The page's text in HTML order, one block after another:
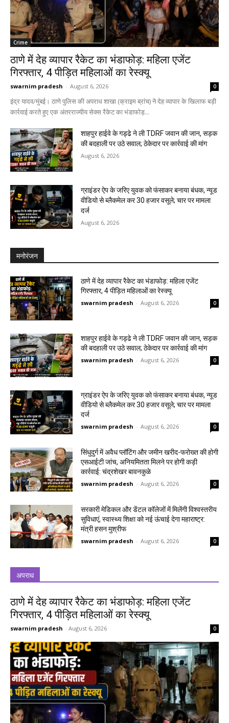
Crime
ठाणे में देह व्यापार रैकेट का भंडाफोड़: महिला एजेंट
गिरफ्तार, 4 पीड़ित महिलाओं का रेस्क्यू
swarnim pradesh - August 6, 2026 0
इंद्र यादव/मुंबई। ठाणे पुलिस की अपराध शाखा (क्राइम ब्रांच) ने देह व्यापार के खिलाफ बड़ी
कार्रवाई करते हुए एक अंतरराज्यीय सेक्स रैकेट का भंडाफोड़...
शाहपुर हाईवे के गड्ढे ने ली TDRF जवान की जान, सड़क
की बदहाली पर उठे सवाल; ठेकेदार पर कार्रवाई की मांग
August 6, 2026
ग्राइंडर ऐप के जरिए युवक को फंसाकर बनाया बंधक, न्यूड
वीडियो से ब्लैकमेल कर ₹30 हजार वसूले; चार पर मामला
दर्ज
August 6, 2026
मनोरंजन
ठाणे में देह व्यापार रैकेट का भंडाफोड़: महिला एजेंट
गिरफ्तार, 4 पीड़ित महिलाओं का रेस्क्यू
swarnim pradesh - August 6, 2026 0
शाहपुर हाईवे के गड्ढे ने ली TDRF जवान की जान, सड़क
की बदहाली पर उठे सवाल; ठेकेदार पर कार्रवाई की मांग
swarnim pradesh - August 6, 2026 0
ग्राइंडर ऐप के जरिए युवक को फंसाकर बनाया बंधक, न्यूड
वीडियो से ब्लैकमेल कर ₹30 हजार वसूले; चार पर मामला
दर्ज
swarnim pradesh - August 6, 2026 0
सिंधुदुर्ग में अवैध प्लॉटिंग और जमीन खरीद-फरोख्त की होगी
एसआईटी जांच, अनियमितता मिलने पर होगी कड़ी
कार्रवाई: चंद्रशेखर बावनकुळे
swarnim pradesh - August 6, 2026 0
सरकारी मेडिकल और डेंटल कॉलेजों में मिलेंगी विश्वस्तरीय
सुविधाएं, स्वास्थ्य शिक्षा को नई ऊंचाई देगा महाराष्ट्र:
मंत्री हसन मुश्रीफ
swarnim pradesh - August 6, 2026 0
अपराध
ठाणे में देह व्यापार रैकेट का भंडाफोड़: महिला एजेंट
गिरफ्तार, 4 पीड़ित महिलाओं का रेस्क्यू
swarnim pradesh - August 6, 2026 0